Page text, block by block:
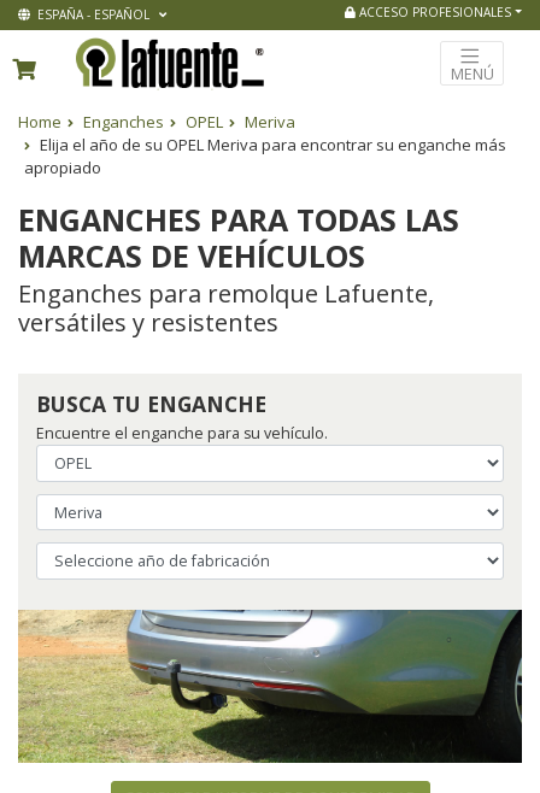
ESPAÑA - ESPAÑOL ACCESO PROFESIONALES
MENÚ
Home Enganches OPEL
Meriva
Elija el año de su OPEL Meriva para encontrar su enganche más
apropiado
ENGANCHES PARA TODAS LAS
MARCAS DE VEHÍCULOS
Enganches para remolque Lafuente,
versátiles y resistentes
BUSCA TU ENGANCHE
Encuentre el enganche para su vehículo.